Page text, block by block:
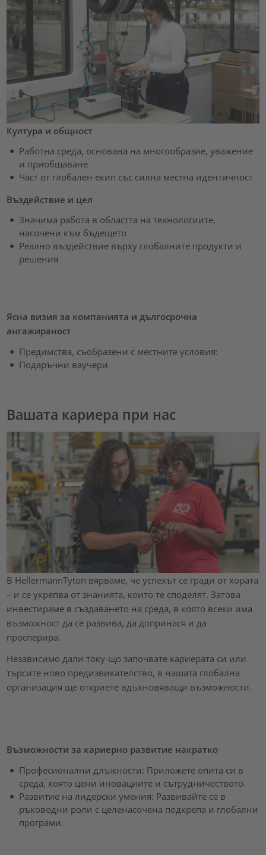
Култура и общност
Работна среда, основана на многообразие, уважение
и приобщаване
Част от глобален екип със силна местна идентичност
Въздействие и цел
Значима работа в областта на технологиите,
насочени към бъдещето
Реално въздействие върху глобалните продукти и
решения
Ясна визия за компанията и дългосрочна
ангажираност
Предимства, съобразени с местните условия:
Подаръчни ваучери
Вашата кариера при нас
В HellermannTyton вярваме, че успехът се гради от хората
– и се укрепва от знанията, които те споделят. Затова
инвестираме в създаването на среда, в която всеки има
възможност да се развива, да допринася и да
просперира.
Независимо дали току-що започвате кариерата си или
търсите ново предизвикателство, в нашата глобална
организация ще откриете вдъхновяващи възможности.
Възможности за кариерно развитие накратко
Професионални длъжности: Приложете опита си в
среда, която цени иновациите и сътрудничеството.
Развитие на лидерски умения: Развивайте се в
ръководни роли с целенасочена подкрепа и глобални
програми.